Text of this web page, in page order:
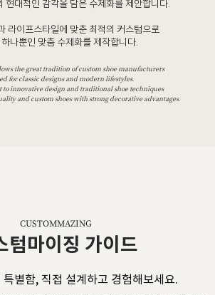
현대적인 감각을 담은 수제화를 제안합니다.
라이프스타일에 맞춘 최적의 커스텀으로
나뿐인 맞춤 수제화를 제작합니다.
the great tradition of custom shoe manufacturers
for classic designs and modern lifestyles.
innovative design and traditional shoe techniques
and custom shoes with strong decorative advantages.
CUSTOMMAZING
텀마이징 가이드
별함, 직접 설계하고 경험해보세요.